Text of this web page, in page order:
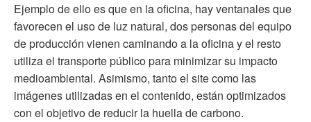
Ejemplo de ello es que en la oficina, hay ventanales que
favorecen el uso de luz natural, dos personas del equipo
de producción vienen caminando a la oficina y el resto
utiliza el transporte público para minimizar su impacto
medioambiental. Asimismo, tanto el site como las
imágenes utilizadas en el contenido, están optimizados
con el objetivo de reducir la huella de carbono.